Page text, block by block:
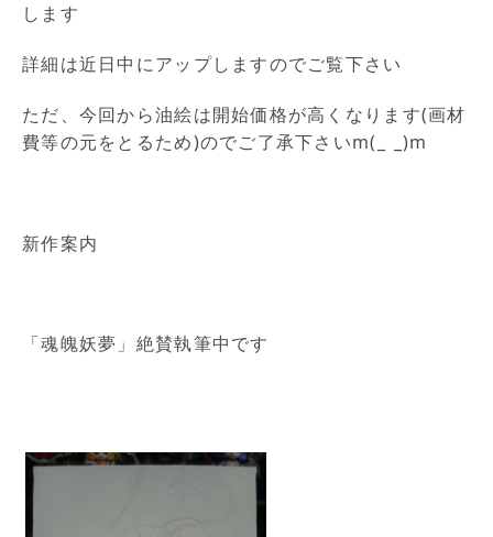
します
詳細は近日中にアップしますのでご覧下さい
ただ、今回から油絵は開始価格が高くなります(画材
費等の元をとるため)のでご了承下さいm(_ _)m
新作案内
「魂魄妖夢」絶賛執筆中です